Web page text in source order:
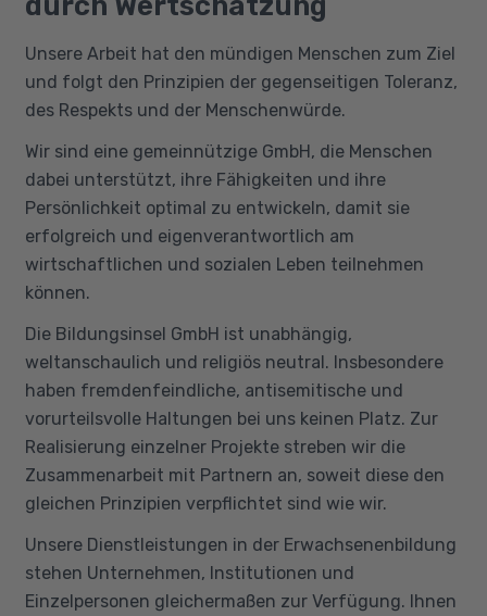
Unsere Arbeit hat den mündigen Menschen zum Ziel
und folgt den Prinzipien der gegenseitigen Toleranz,
des Respekts und der Menschenwürde.
Wir sind eine gemeinnützige GmbH, die Menschen
dabei unterstützt, ihre Fähigkeiten und ihre
Persönlichkeit optimal zu entwickeln, damit sie
erfolgreich und eigenverantwortlich am
wirtschaftlichen und sozialen Leben teilnehmen
können.
Die Bildungsinsel GmbH ist unabhängig,
weltanschaulich und religiös neutral. Insbesondere
haben fremdenfeindliche, antisemitische und
vorurteilsvolle Haltungen bei uns keinen Platz. Zur
Realisierung einzelner Projekte streben wir die
Zusammenarbeit mit Partnern an, soweit diese den
gleichen Prinzipien verpflichtet sind wie wir.
Unsere Dienstleistungen in der Erwachsenenbildung
stehen Unternehmen, Institutionen und
Einzelpersonen gleichermaßen zur Verfügung. Ihnen